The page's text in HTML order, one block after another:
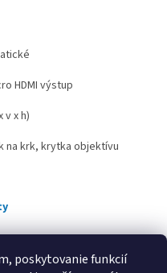
poskytovanie funkcií
HDMI výstup
v x h)
na krk, krytka objektívu